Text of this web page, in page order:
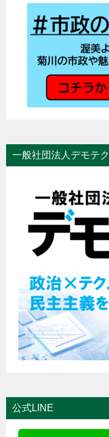
一般社団法人デモテク
公式LINE